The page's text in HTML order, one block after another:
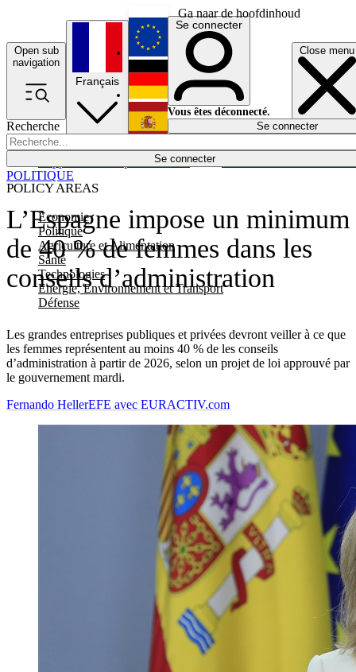
Ga naar de hoofdinhoud
Open sub
navigation
Close menu
Recherche
Se connecter
POLICY AREAS
Economie
Politique
Agriculture et Alimentation
Santé
Technologies
Energie, Environnement et Transport
Défense
Économie
Français
English
Deutsch
Español
Se connecter
Vous êtes déconnecté.
Se connecter
L’Espagne impose un minimum
de 40 % de femmes dans les
conseils d’administration
Les grandes entreprises publiques et privées devront veiller à ce que
les femmes représentent au moins 40 % de les conseils
d’administration à partir de 2026, selon un projet de loi approuvé par
le gouvernement mardi.
POLITIQUE
Fernando HellerEFE avec EURACTIV.com